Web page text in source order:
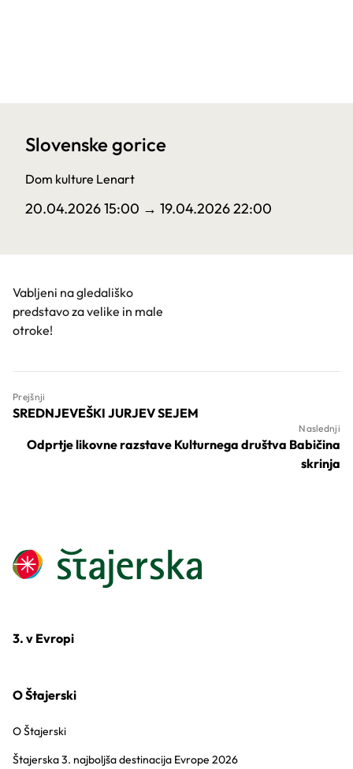
Slovenske gorice
Dom kulture Lenart
20.04.2026 15:00 → 19.04.2026 22:00
Vabljeni na gledališko
predstavo za velike in male
otroke!
Prejšnji
SREDNJEVEŠKI JURJEV SEJEM
Naslednji
Odprtje likovne razstave Kulturnega društva Babičina
skrinja
3. v Evropi
O Štajerski
O Štajerski
Štajerska 3. najboljša destinacija Evrope 2026